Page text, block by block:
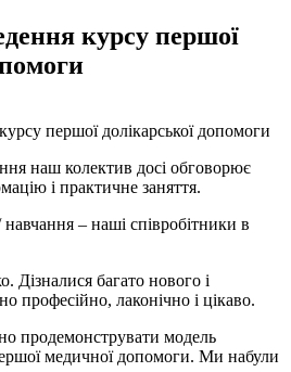
курсу першої
наш колектив досі обговорює
і практичне заняття.
– наші співробітники в
Дізналися багато нового і
професійно, лаконічно і цікаво.
продемонструвати модель
медичної допомоги. Ми набули